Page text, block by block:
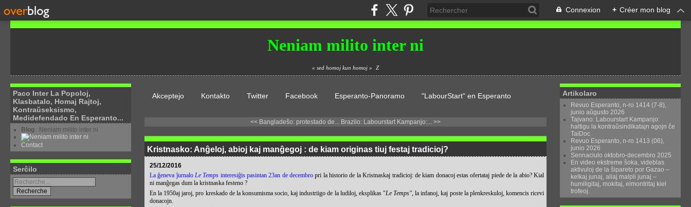
Connexion + Créer mon blog
Neniam milito inter ni
« sed homoj kun homoj » Z
Paco Inter La Popoloj,
Klasbatalo, Homaj Rajtoj,
Kontraŭseksismo,
Medidefendado En Esperanto...
Blog : Neniam milito inter ni
Contact
Serĉilo
Akceptejo Kontakto Twitter Facebook Esperanto-Panoramo "LabourStart" en Esperanto
<< Bangladeŝo: protestado de... Brazilo: Labourstart Kampanjo:... >>
Kristnasko: Anĝeloj, abioj kaj manĝegoj : de kiam originas tiuj festaj tradicioj?
25/12/2016
La ĝeneva ĵurnalo Le Temps interesiĝis pasintan 23an de decembro pri la historio de la Kristnaskaj tradicioj: de kiam donacoj estas ofertataj piede de la abio? Kial
ni manĝegas dum la kristnaska festeno ?
En la 1950aj jaroj, pro kreskado de la konsumisma socio, kaj industriigo de la ludiloj, eksplikas "Le Temps", la infanoj, kaj poste la plenkreskuloj, komencis ricevi
donacojn.
Artikolaro
Revuo Esperanto, n-ro 1414 (7-8),
junio aŭgusto 2026
Tajvano: Labourstart Kampanjo:
haltigu la kontraŭsindikatajn agojn ĉe
TaiDoc
Revuo Esperanto, n-ro 1413 (06),
junio 2026
Sennaciulo oktobro-decembro 2025
En video ekstreme ŝoka, videblas
aktivuloj de la ŝipareto por Gazao –
kelkaj junaj, aliaj malpli junaj –
humiligitaj, mokitaj, elmontritaj kiel
trofeoj.